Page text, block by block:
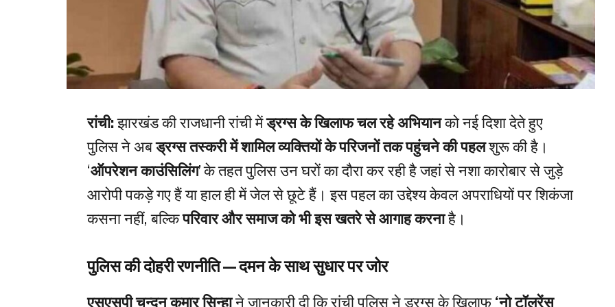
रांची:झारखंड की राजधानी रांची मेंड्रग्स के खिलाफ चल रहे अभियानको नई दिशा देते हुए
पुलिस ने अबड्रग्स तस्करी में शामिल व्यक्तियों के परिजनों तक पहुंचने की पहलशुरू की है।
‘ऑपरेशन काउंसिलिंग’ के तहत पुलिस उन घरों का दौरा कर रही है जहां से नशा कारोबार से जुड़े
आरोपी पकड़े गए हैं या हाल ही में जेल से छूटे हैं। इस पहल का उद्देश्य केवल अपराधियों पर शिकंजा
कसना नहीं, बल्किपरिवार और समाज को भी इस खतरे से आगाह करनाहै।
पुलिस की दोहरी रणनीति—दमन के साथ सुधार पर जोर
एसएसपी चन्दन कुमार सिन्हाने जानकारी दी कि रांची पुलिस ने ड्रग्स के खिलाफ‘नो टॉलरेंस